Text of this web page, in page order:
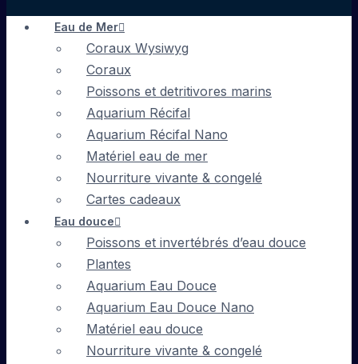
Eau de Mer
Coraux Wysiwyg
Coraux
Poissons et detritivores marins
Aquarium Récifal
Aquarium Récifal Nano
Matériel eau de mer
Nourriture vivante & congelé
Cartes cadeaux
Eau douce
Poissons et invertébrés d’eau douce
Plantes
Aquarium Eau Douce
Aquarium Eau Douce Nano
Matériel eau douce
Nourriture vivante & congelé